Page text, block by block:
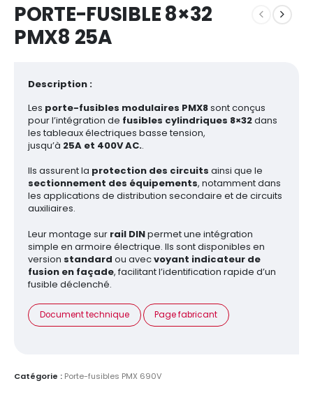
PORTE-FUSIBLE 8×32
PMX8 25A
Description :
Les porte-fusibles modulaires PMX8sont conçus
pour l’intégration de fusibles cylindriques 8×32dans
les tableaux électriques basse tension,
jusqu’à 25A et 400V AC..
Ils assurent la protection des circuits ainsi que le
sectionnement des équipements, notamment dans
les applications de distribution secondaire et de circuits
auxiliaires.
Leur montage sur rail DINpermet une intégration
simple en armoire électrique. Ils sont disponibles en
version standard ou avecvoyant indicateur de
fusion en façade, facilitant l’identification rapide d’un
fusible déclenché.
Document technique Page fabricant
Catégorie : Porte-fusibles PMX 690V